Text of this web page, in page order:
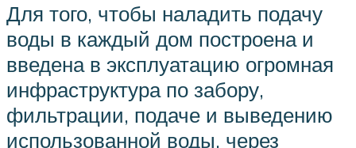
Для того, чтобы наладить подачу
воды в каждый дом построена и
введена в эксплуатацию огромная
инфраструктура по забору,
фильтрации, подаче и выведению
использованной воды, через